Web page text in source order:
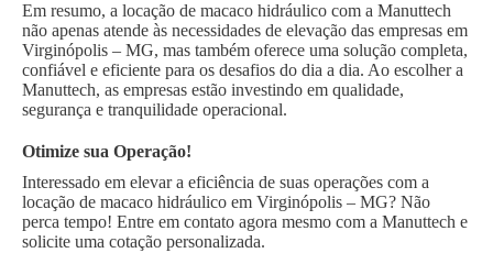
Em resumo, a locação de macaco hidráulico com a Manuttech
não apenas atende às necessidades de elevação das empresas em
Virginópolis – MG, mas também oferece uma solução completa,
confiável e eficiente para os desafios do dia a dia. Ao escolher a
Manuttech, as empresas estão investindo em qualidade,
segurança e tranquilidade operacional.
Otimize sua Operação!
Interessado em elevar a eficiência de suas operações com a
locação de macaco hidráulico em Virginópolis – MG? Não
perca tempo! Entre em contato agora mesmo com a Manuttech e
solicite uma cotação personalizada.